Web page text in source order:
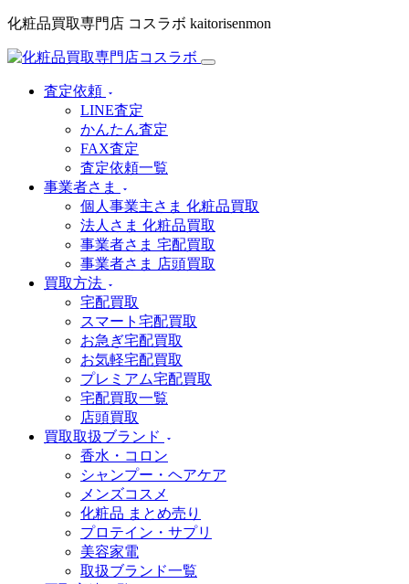
化粧品買取専門店 コスラボ kaitorisenmon
査定依頼
LINE査定
かんたん査定
FAX査定
査定依頼一覧
事業者さま
個人事業主さま 化粧品買取
法人さま 化粧品買取
事業者さま 宅配買取
事業者さま 店頭買取
買取方法
宅配買取
スマート宅配買取
お急ぎ宅配買取
お気軽宅配買取
プレミアム宅配買取
宅配買取一覧
店頭買取
買取取扱ブランド
香水・コロン
シャンプー・ヘアケア
メンズコスメ
化粧品 まとめ売り
プロテイン・サプリ
美容家電
取扱ブランド一覧